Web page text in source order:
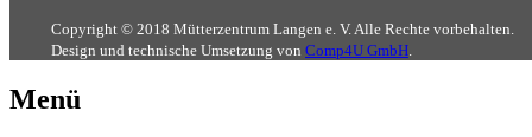
Copyright © 2018 Mütterzentrum Langen e. V. Alle Rechte vorbehalten.
Design und technische Umsetzung von Comp4U GmbH.
Menü